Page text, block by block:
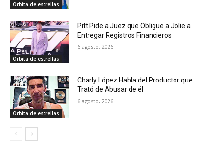
Orbita de estrellas
Orbita de estrellas
Pitt Pide a Juez que Obligue a Jolie a
Entregar Registros Financieros
6 agosto, 2026
Orbita de estrellas
Charly López Habla del Productor que
Trató de Abusar de él
6 agosto, 2026